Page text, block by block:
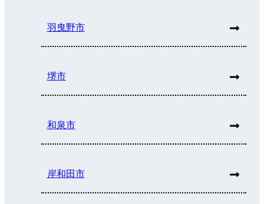
羽曳野市
堺市
和泉市
岸和田市